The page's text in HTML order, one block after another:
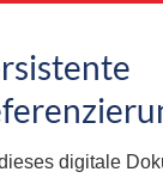
digitale